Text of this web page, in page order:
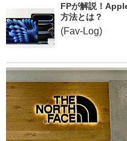
FPが解説！
方法とは？
(Fav-Log)